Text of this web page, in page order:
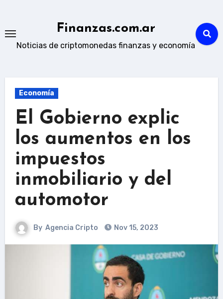
content
Finanzas.com.ar
Noticias de criptomonedas finanzas y economía
Economía
El Gobierno explic
los aumentos en los
impuestos
inmobiliario y del
automotor
By Agencia Cripto Nov 15, 2023